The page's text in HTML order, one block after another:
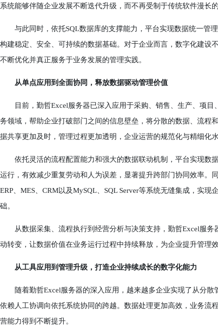
系统能够伴随企业发展不断迭代升级，而不再受制于传统软件漫长
与此同时，依托SQL数据库的支撑能力，平台实现数据统一管
构建稳定、安全、可持续的数据基础。对于企业而言，数字化建设
不断优化并真正服务于业务发展的管理实践。
从单点应用到全面协同，释放数据驱动管理价值
目前，勤哲Excel服务器已深入应用于采购、销售、生产、项目
务领域，帮助企业打破部门之间的信息壁垒，将分散的数据、流程
据共享更加及时，管理过程更加透明，企业运营的规范化与精细化
依托灵活的流程配置能力和强大的数据联动机制，平台实现数
运行，有效减少重复劳动和人为误差，显著提升跨部门协同效率。
ERP、MES、CRM以及MySQL、SQL Server等系统无缝集成，实
础。
从数据采集、流程执行到经营分析与决策支持，勤哲Excel服务
动转变，让数据价值在业务运行过程中持续释放，为企业提升管理
从工具应用到管理升级，打造企业持续成长的数字化能力
随着勤哲Excel服务器的深入应用，越来越多企业实现了从分散
依赖人工协调向依托系统协同的跨越。数据处理更加高效，业务流
营能力得到不断提升。